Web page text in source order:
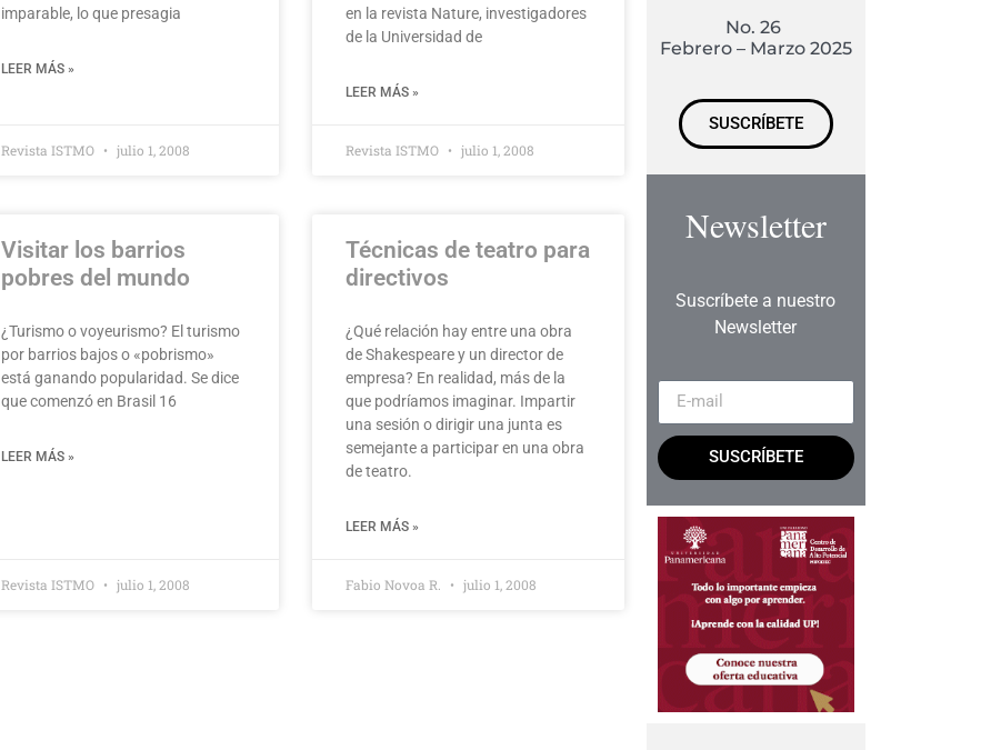
imparable, lo que presagia
LEER MÁS »
Revista ISTMO julio 1, 2008
en la revista Nature, investigadores
de la Universidad de
LEER MÁS »
Revista ISTMO julio 1, 2008
Visitar los barrios
pobres del mundo
¿Turismo o voyeurismo? El turismo
por barrios bajos o «pobrismo»
está ganando popularidad. Se dice
que comenzó en Brasil 16
LEER MÁS »
Revista ISTMO julio 1, 2008
Técnicas de teatro para
directivos
¿Qué relación hay entre una obra
de Shakespeare y un director de
empresa? En realidad, más de la
que podríamos imaginar. Impartir
una sesión o dirigir una junta es
semejante a participar en una obra
de teatro.
LEER MÁS »
Fabio Novoa R. julio 1, 2008
No. 26
Febrero – Marzo 2025
SUSCRÍBETE
Newsletter
Suscríbete a nuestro
Newsletter
SUSCRÍBETE